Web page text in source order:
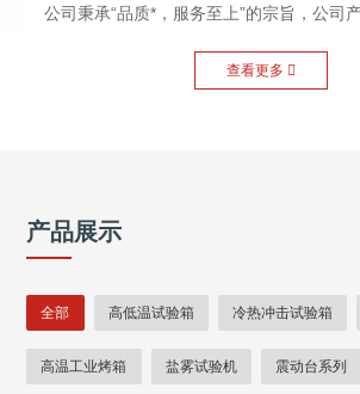
公司秉承“品质*，服务至上”的宗旨，公司
严格控制产品的质量，每一个人都严格遵循
作态度，“为客户提供Z满意的服务”——宇
查看更多 
产品展示
全部 高低温试验箱 冷热冲击试验箱
高温工业烤箱 盐雾试验机 震动台系列